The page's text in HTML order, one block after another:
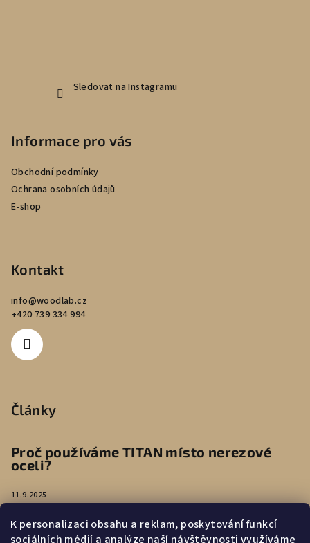
K personalizaci obsahu a reklam, poskytování funkcí
sociálních médií a analýze naší návštěvnosti využíváme
Sledovat na Instagramu
Informace pro vás
Obchodní podmínky
Ochrana osobních údajů
E-shop
Kontakt
info@woodlab.cz
+420 739 334 994
Články
Proč používáme TITAN místo nerezové
oceli?
11.9.2025
Péče o náušnice